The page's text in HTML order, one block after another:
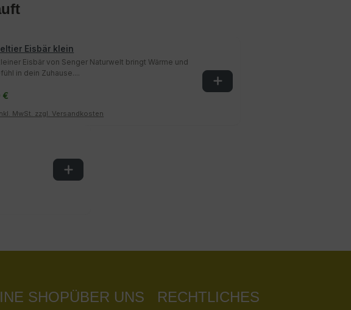
Eisbär klein
Eisbär von Senger Naturwelt bringt Wärme und
in dein Zuhause....
€
MwSt. zzgl. Versandkosten
SHOPÜBER UNS RECHTLICHES